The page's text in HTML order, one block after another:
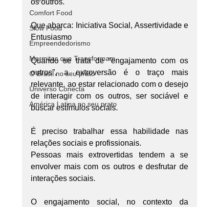
Comfort Food
Slow Food
Empreendedorismo
Marmitas que Transformam
O Brasil no seu prato
Universo Conecta
América Latina no seu prato
os outros.
Que abarca: Iniciativa Social, Assertividade e
Entusiasmo
Quando se trata de “engajamento com os
outros”, a extroversão é o traço mais
relevante, ao estar relacionado com o desejo
de interagir com os outros, ser sociável e
buscar estímulos sociais.
É preciso trabalhar essa habilidade nas
relações sociais e profissionais.
Pessoas mais extrovertidas tendem a se
envolver mais com os outros e desfrutar de
interações sociais.
O engajamento social, no contexto da